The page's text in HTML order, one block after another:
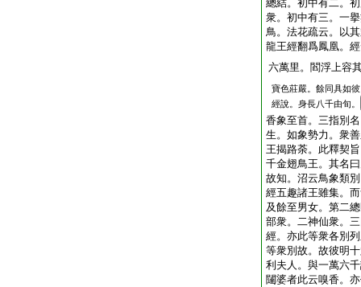
總結。初中有二。
衆。初中有三。一
鳥。法花疏云。以
龍王經翻爲鳳凰。
六萬里。閻浮上容
寶色莊嚴。餘同具如
經說。身長八千由旬。
香象至首。三指別
生。如象勢力。衆
王揭路荼。此釋契
千金翅鳥王。其名
故知。沼云鳥象類
經五趣諸王雖集。
及餘至男女。第二
部衆。二神仙衆。
經。亦此等衆各別
等衆別故。故彼明
利夫人。與一萬六
闥婆者此云嗅香。